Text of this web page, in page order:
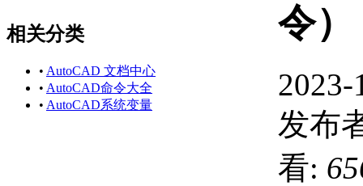
相关分类
• AutoCAD 文档中心
• AutoCAD命令大全
• AutoCAD系统变量
令）
2023-
发布
看: